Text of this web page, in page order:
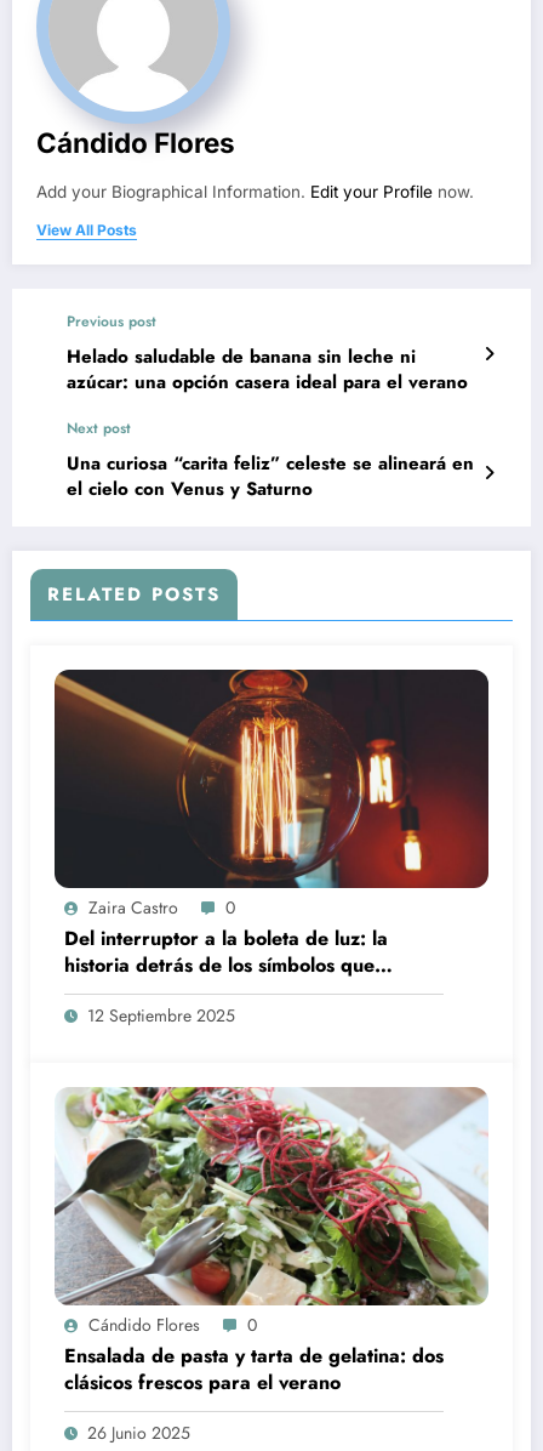
Cándido Flores
Add your Biographical Information. Edit your Profile now.
View All Posts
Previous post
Helado saludable de banana sin leche ni
azúcar: una opción casera ideal para el verano
Next post
Una curiosa “carita feliz” celeste se alineará en
el cielo con Venus y Saturno
RELATED POSTS
Zaira Castro 0
Del interruptor a la boleta de luz: la
historia detrás de los símbolos que
usamos todos los días y por qué la
electricidad cuesta cada vez más
12 Septiembre 2025
Cándido Flores 0
Ensalada de pasta y tarta de gelatina: dos
clásicos frescos para el verano
26 Junio 2025